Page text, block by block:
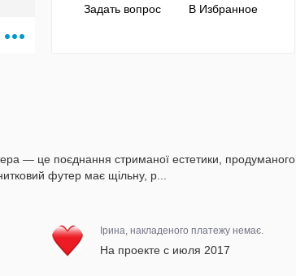
Задать вопрос В Избранное
— це поєднання стриманої естетики, продуманого
футер має щільну, р...
Ірина, накладеного платежу немає.
На проекте с июля 2017